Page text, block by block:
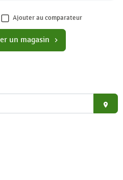
Ajouter au comparateur
un magasin chevron_right
place